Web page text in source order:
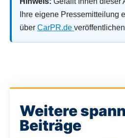
Ihre eigene Pressemitteilung
über CarPR.de
Weitere
Beiträge